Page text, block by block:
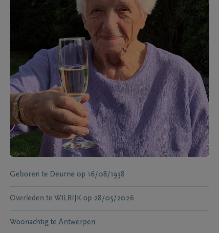
Geboren te Deurne op 16/08/1938
Overleden te WILRIJK op 28/05/2026
Woonachtig te Antwerpen